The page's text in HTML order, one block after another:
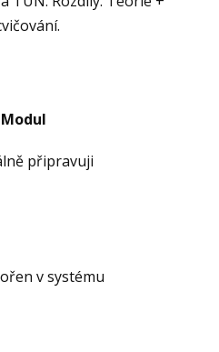
připravuji
v systému